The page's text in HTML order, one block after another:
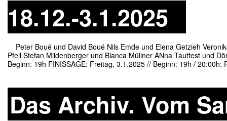
18.12.-3.1.2025
Peter Boué und David Boué Nils Emde und Elena Getzieh
Pfeil Stefan Mildenberger und Bianca Müllner ANna Tautfest und
Beginn: 19h FINISSAGE: Freitag, 3.1.2025 // Beginn: 19h /
Das Archiv. Vom